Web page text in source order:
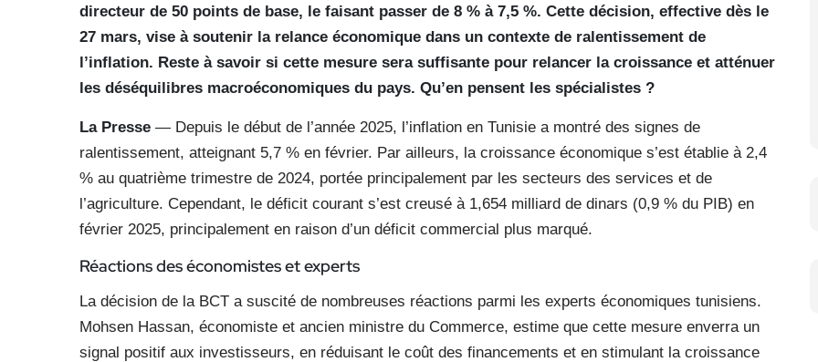
directeur de 50 points de base, le faisant passer de 8 % à 7,5 %. Cette décision, effective dès le
27 mars, vise à soutenir la relance économique dans un contexte de ralentissement de
l’inflation. Reste à savoir si cette mesure sera suffisante pour relancer la croissance et atténuer
les déséquilibres macroéconomiques du pays. Qu’en pensent les spécialistes ?
La Presse — Depuis le début de l’année 2025, l’inflation en Tunisie a montré des signes de
ralentissement, atteignant 5,7 % en février. Par ailleurs, la croissance économique s’est établie à 2,4
% au quatrième trimestre de 2024, portée principalement par les secteurs des services et de
l’agriculture. Cependant, le déficit courant s’est creusé à 1,654 milliard de dinars (0,9 % du PIB) en
février 2025, principalement en raison d’un déficit commercial plus marqué.
Réactions des économisteset experts
La décision de la BCT a suscité de nombreuses réactions parmi les experts économiques tunisiens.
Mohsen Hassan, économiste et ancien ministre du Commerce, estime que cette mesure enverra un
signal positif aux investisseurs, en réduisant le coût des financements et en stimulant la croissance